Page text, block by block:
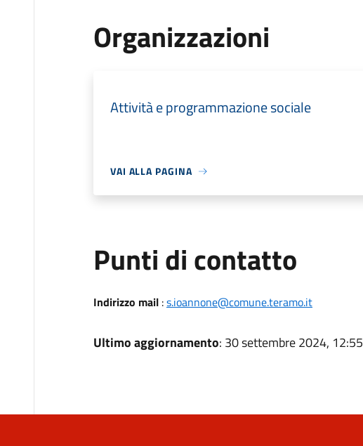
Organizzazioni
Attività e programmazione sociale
VAI ALLA PAGINA
Punti di contatto
Indirizzo mail:s.ioannone@comune.teramo.it
Ultimo aggiornamento: 30 settembre 2024, 12:55